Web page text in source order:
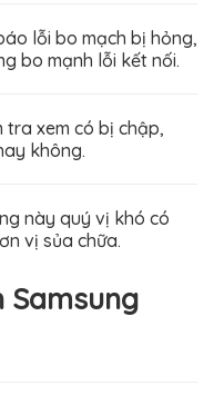
lỗi bo mạch bị hỏng,
bo mạnh lỗi kết nối.
tra xem có bị chập,
không.
này quý vị khó có
vị sủa chữa.
Samsung